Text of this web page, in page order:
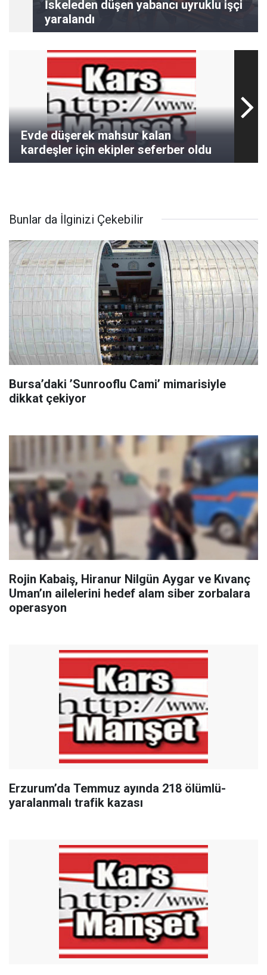
İskeleden düşen yabancı uyruklu işçi
yaralandı
Evde düşerek mahsur kalan
kardeşler için ekipler seferber oldu
Bunlar da İlginizi Çekebilir
Bursa’daki ’Sunrooflu Cami’ mimarisiyle
dikkat çekiyor
Rojin Kabaiş, Hiranur Nilgün Aygar ve Kıvanç
Uman’ın ailelerini hedef alam siber zorbalara
operasyon
Erzurum’da Temmuz ayında 218 ölümlü-
yaralanmalı trafik kazası